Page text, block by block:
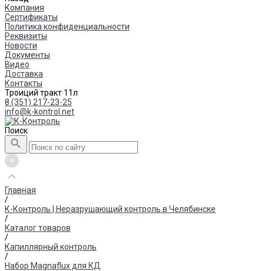
Компания
Сертификаты
Политика конфиденциальности
Реквизиты
Новости
Документы
Видео
Доставка
Контакты
Троиций тракт 11л
8 (351) 217-23-25
info@k-kontrol.net
Поиск
Главная
/
К-Контроль | Неразрушающий контроль в Челябинске
/
Каталог товаров
/
Капиллярный контроль
/
Набор Magnaflux для КД